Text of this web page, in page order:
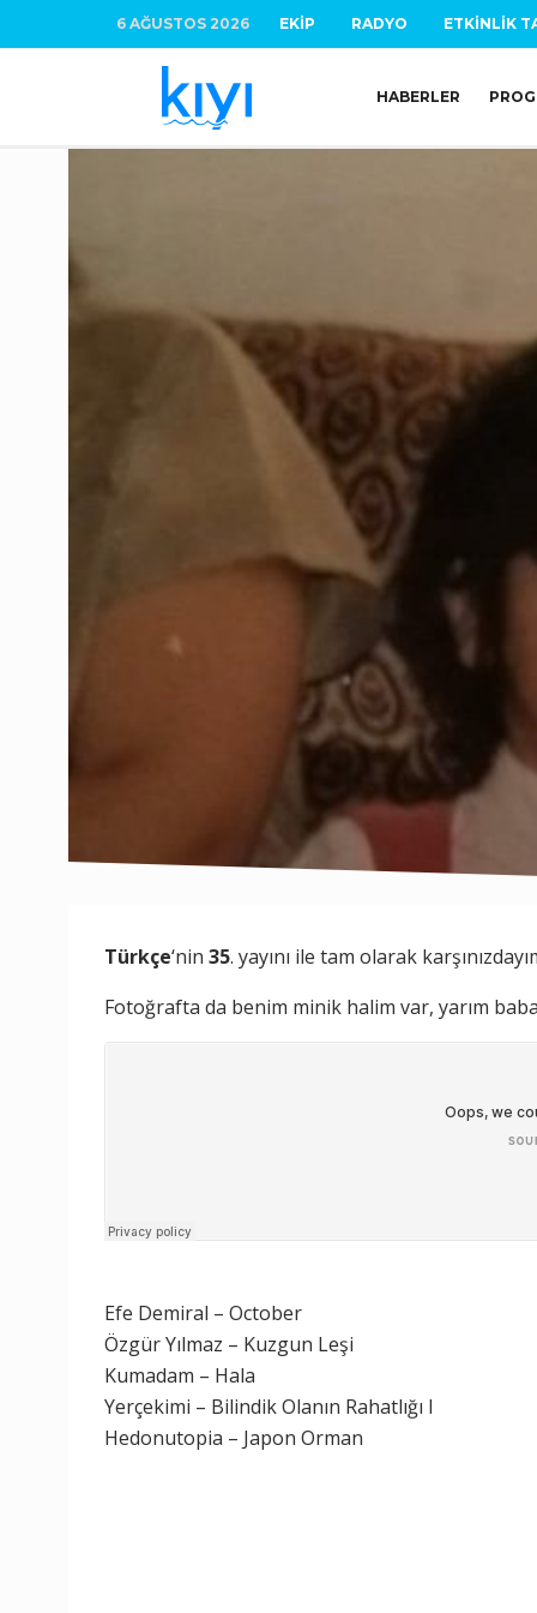
6 AĞUSTOS 2026 EKIP RADYO ETKINLIK
HABERLER
Türkçe‘nin 35. yayını ile tam olarak
Fotoğrafta da benim minik halim var, yarım
Efe Demiral – October
Özgür Yılmaz – Kuzgun Leşi
Kumadam – Hala
Yerçekimi – Bilindik Olanın Rahatlığı I
Hedonutopia – Japon Orman